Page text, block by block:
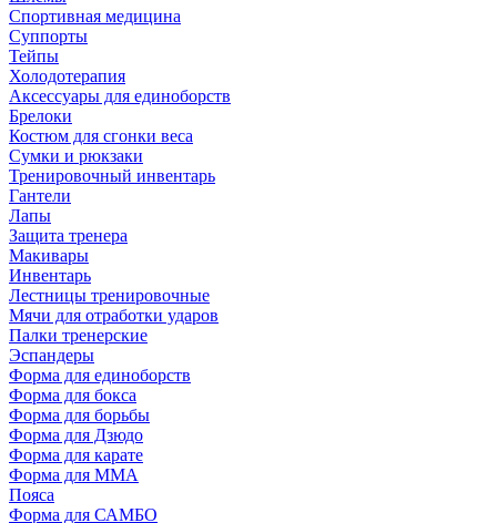
Спортивная медицина
Суппорты
Тейпы
Холодотерапия
Аксессуары для единоборств
Брелоки
Костюм для сгонки веса
Сумки и рюкзаки
Тренировочный инвентарь
Гантели
Лапы
Защита тренера
Макивары
Инвентарь
Лестницы тренировочные
Мячи для отработки ударов
Палки тренерские
Эспандеры
Форма для единоборств
Форма для бокса
Форма для борьбы
Форма для Дзюдо
Форма для карате
Форма для MMA
Пояса
Форма для САМБО